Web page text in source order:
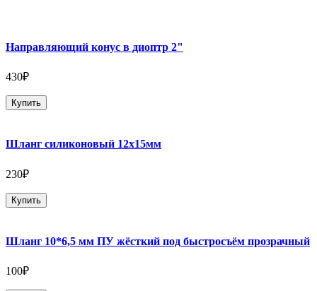
Направляющий конус в диоптр 2"
430₽
Купить
Шланг силиконовый 12х15мм
230₽
Купить
Шланг 10*6,5 мм ПУ жёсткий под быстросъём прозрачный
100₽